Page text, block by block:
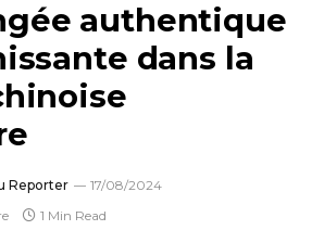
authentique
dans la
Reporter
17/08/2024
1 Min Read